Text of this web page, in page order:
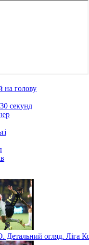
на голову
секунд
огляд. Ліга